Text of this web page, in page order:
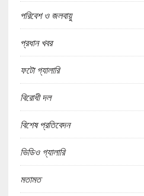
পরিবেশ ও জলবায়ু
প্রধান খবর
ফটো গ্যালারি
বিরোধী দল
বিশেষ প্রতিবেদন
ভিডিও গ্যালারি
মতামত